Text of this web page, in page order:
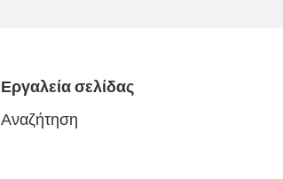
Εργαλεία σελίδας
Αναζήτηση